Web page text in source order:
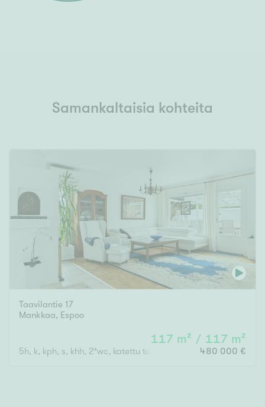
Samankaltaisia kohteita
Taavilantie 17
Mankkaa, Espoo
117 m² / 117 m²
5h, k, kph, s, khh, 2*wc, katettu terassi, 5h 480 000 €